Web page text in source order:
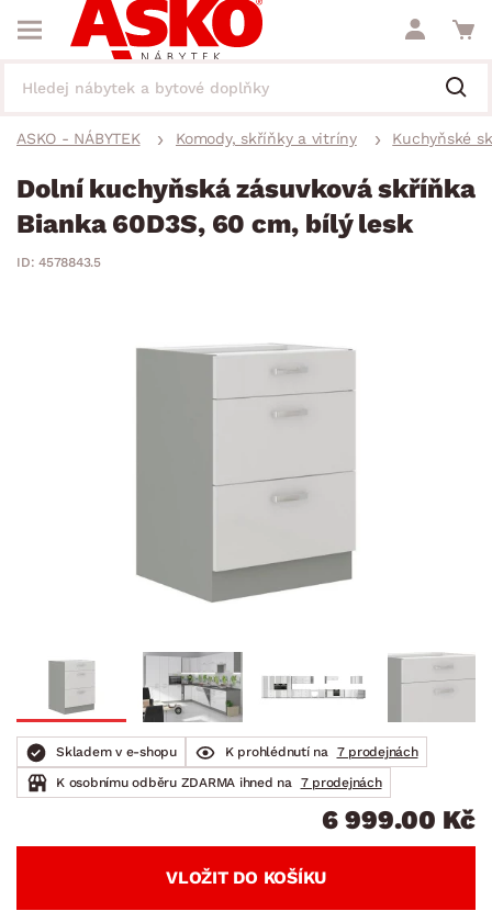
ASKO - NÁBYTEK Komody, skříňky a vitríny Kuchyňské
Dolní kuchyňská zásuvková skříňka
Bianka 60D3S, 60 cm, bílý lesk
ID: 4578843.5
Skladem v e-shopu K prohlédnutí na
7 prodejnách
K osobnímu odběru ZDARMA ihned na
7 prodejnách
6 999.00 Kč
VLOŽIT DO KOŠÍKU